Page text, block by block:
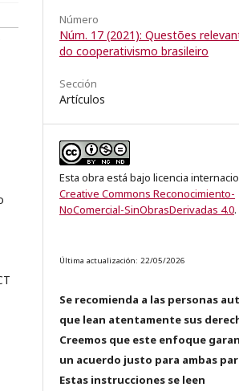
Número
Núm. 17 (2021): Questões
do cooperativismo brasileiro
Sección
Artículos
Esta obra está bajo licencia
Creative Commons Reconocimiento-
NoComercial-SinObrasDerivadas 4.0.
Última actualización: 22/05/2026
Se recomienda a las personas
que lean atentamente sus
Creemos que este enfoque
un acuerdo justo para ambas
Estas instrucciones se leen